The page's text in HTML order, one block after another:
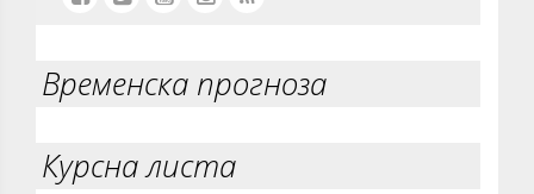
Временска прогноза
Курсна листа